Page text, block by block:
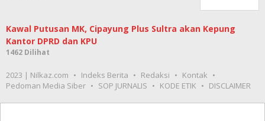
Kawal Putusan MK, Cipayung Plus Sultra akan Kepung
Kantor DPRD dan KPU
1462 Dilihat
2023 | Nilkaz.com Indeks Berita Redaksi
Kontak
Pedoman Media Siber
SOP JURNALIS KODE ETIK DISCLAIMER